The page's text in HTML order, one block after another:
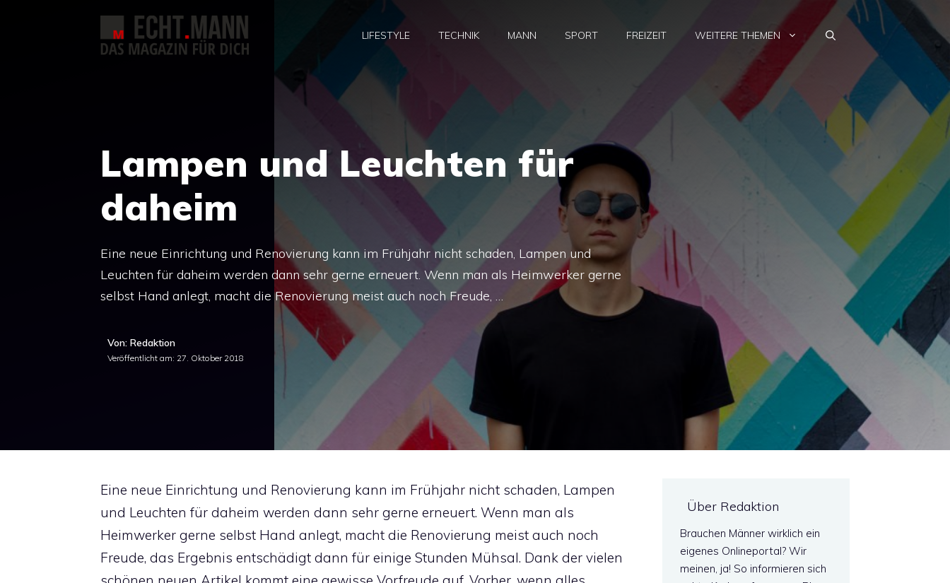
LIFESTYLE TECHNIK MANN SPORT FREIZEIT WEITERE THEMEN
Lampen und Leuchten für
daheim
Eine neue Einrichtung und Renovierung kann im Frühjahr nicht schaden, Lampen und
Leuchten für daheim werden dann sehr gerne erneuert. Wenn man als Heimwerker gerne
selbst Hand anlegt, macht die Renovierung meist auch noch Freude, …
Von: Redaktion
Veröffentlicht am: 27. Oktober 2018
Eine neue Einrichtung und Renovierung kann im Frühjahr nicht schaden, Lampen
und Leuchten für daheim werden dann sehr gerne erneuert. Wenn man als
Heimwerker gerne selbst Hand anlegt, macht die Renovierung meist auch noch
Freude, das Ergebnis entschädigt dann für einige Stunden Mühsal. Dank der vielen
Über Redaktion
Brauchen Männer wirklich ein
eigenes Onlineportal? Wir
meinen, ja! So informieren sich